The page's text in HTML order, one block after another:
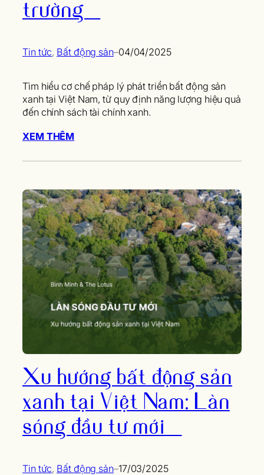
trường
Tin tức, Bất động sản–04/04/2025
Tìm hiểu cơ chế pháp lý phát triển bất động sản
xanh tại Việt Nam, từ quy định năng lượng hiệu quả
đến chính sách tài chính xanh.
XEM THÊM
Xu hướng bất động sản
xanh tại Việt Nam: Làn
sóng đầu tư mới
Tin tức, Bất động sản–17/03/2025